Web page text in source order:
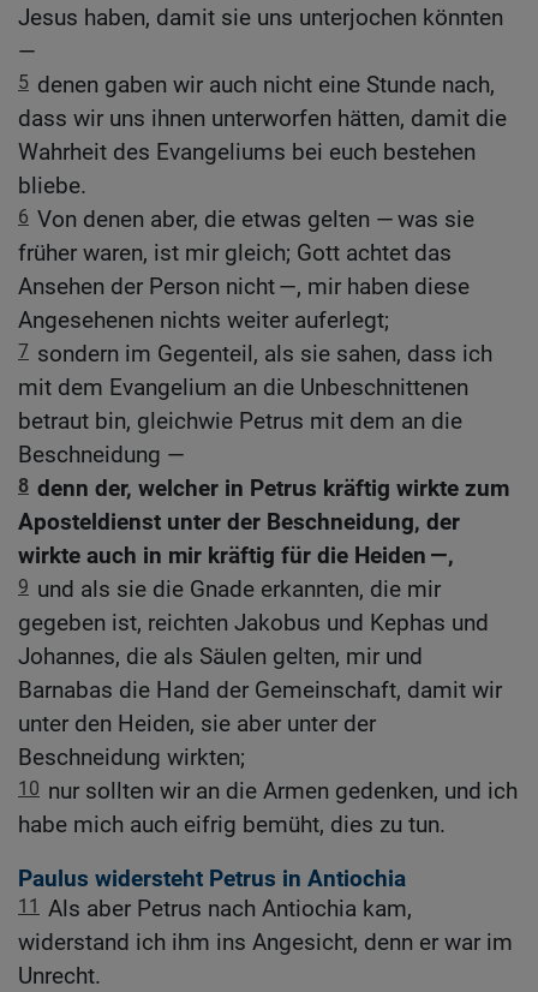
Jesus haben, damit sie uns unterjochen könnten
—
5 denen gaben wir auch nicht eine Stunde nach,
dass wir uns ihnen unterworfen hätten, damit die
Wahrheit des Evangeliums bei euch bestehen
bliebe.
6 Von denen aber, die etwas gelten — was sie
früher waren, ist mir gleich; Gott achtet das
Ansehen der Person nicht —, mir haben diese
Angesehenen nichts weiter auferlegt;
7 sondern im Gegenteil, als sie sahen, dass ich
mit dem Evangelium an die Unbeschnittenen
betraut bin, gleichwie Petrus mit dem an die
Beschneidung —
8 denn der, welcher in Petrus kräftig wirkte zum
Aposteldienst unter der Beschneidung, der
wirkte auch in mir kräftig für die Heiden —,
9 und als sie die Gnade erkannten, die mir
gegeben ist, reichten Jakobus und Kephas und
Johannes, die als Säulen gelten, mir und
Barnabas die Hand der Gemeinschaft, damit wir
unter den Heiden, sie aber unter der
Beschneidung wirkten;
10 nur sollten wir an die Armen gedenken, und ich
habe mich auch eifrig bemüht, dies zu tun.
Paulus widersteht Petrus in Antiochia
11 Als aber Petrus nach Antiochia kam,
widerstand ich ihm ins Angesicht, denn er war im
Unrecht.